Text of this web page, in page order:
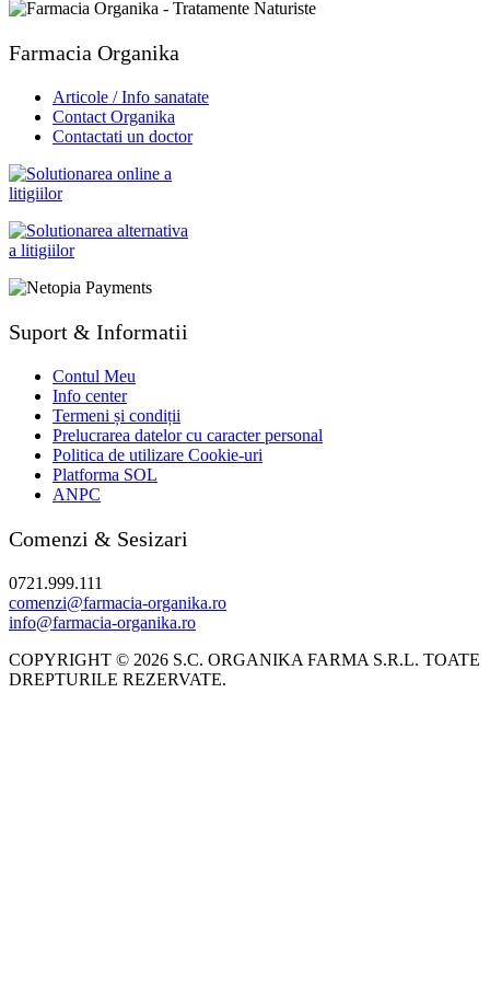
Farmacia Organika
Articole / Info sanatate
Contact Organika
Contactati un doctor
Suport & Informatii
Contul Meu
Info center
Termeni și condiții
Prelucrarea datelor cu caracter personal
Politica de utilizare Cookie-uri
Platforma SOL
ANPC
Comenzi & Sesizari
0721.999.111
comenzi@farmacia-organika.ro
info@farmacia-organika.ro
COPYRIGHT © 2026 S.C. ORGANIKA FARMA S.R.L. TOATE
DREPTURILE REZERVATE.